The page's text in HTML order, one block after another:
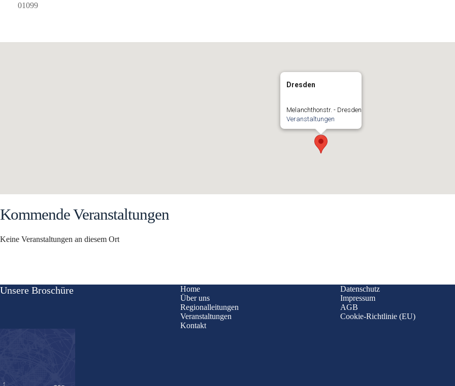
01099
Dresden
Melanchthonstr. - Dresden
Veranstaltungen
Kommende Veranstaltungen
Keine Veranstaltungen an diesem Ort
Unsere Broschüre
Home
Über uns
Regionalleitungen
Veranstaltungen
Kontakt
Datenschutz
Impressum
AGB
Cookie-Richtlinie (EU)